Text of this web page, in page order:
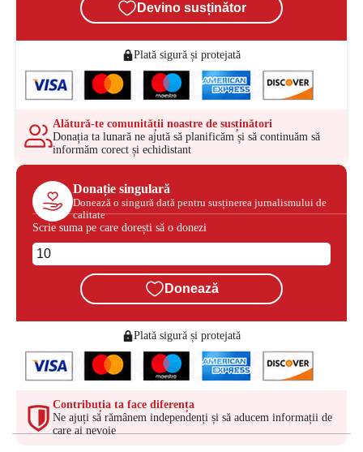
Devino susținător
Plată sigură și protejată
Alătură-te comunității noastre de susținători
Donația ta lunară ne ajută să planificăm și să continuăm să
informăm corect și echidistant
Donație singulară
Donează o singură dată pentru susținerea jurnalismului de
calitate
Scrie suma pe care dorești să o donezi
Donează
Plată sigură și protejată
Contribuția ta face diferența
Ne ajuți să rămânem independenți și să aducem informații de
care ai nevoie